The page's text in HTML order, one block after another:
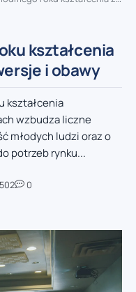
kształcenia
i obawy
kształcenia
wzbudza liczne
młodych ludzi oraz o
potrzeb rynku...
502 0